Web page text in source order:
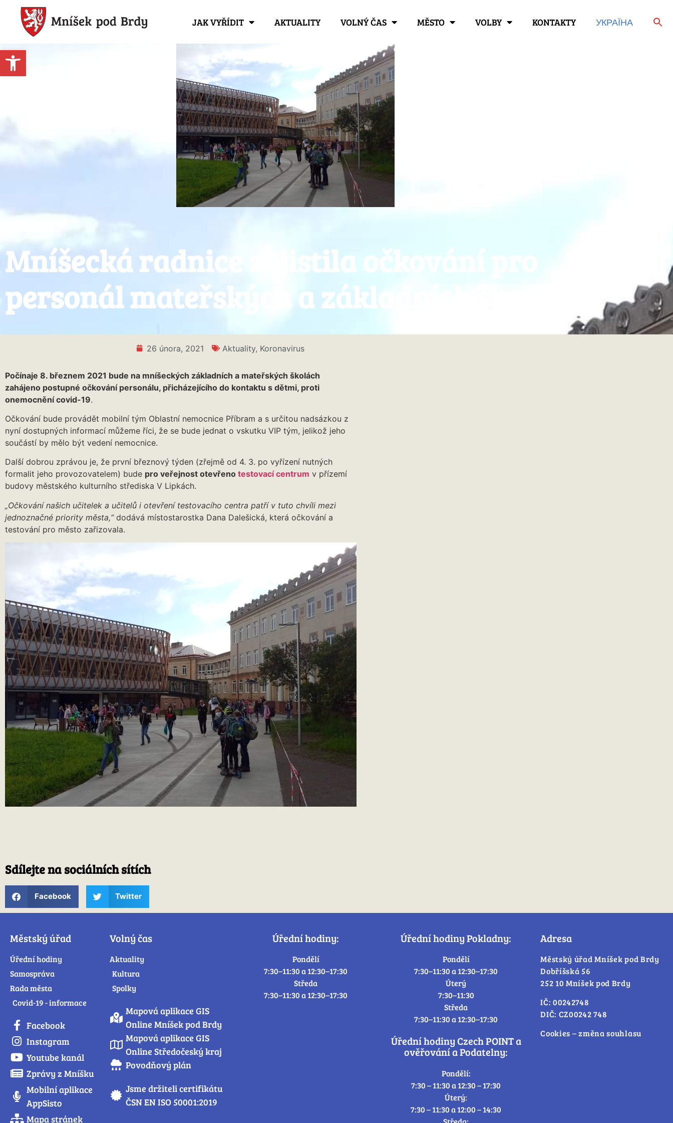
Open toolbar
JAK VYŘÍDIT AKTUALITY VOLNÝ ČAS MĚSTO VOLBY KONTAKTY УКРАЇНА
Mníšecká radnice zajistila očkování pro
personál mateřských a základních škol
26 února, 2021 Aktuality, Koronavirus
Počínaje 8. březnem 2021 bude na mníšeckých základních a mateřských školách
zahájeno postupné očkování personálu, přicházejícího do kontaktu s dětmi, proti
onemocnění covid-19.
Očkování bude provádět mobilní tým Oblastní nemocnice Příbram a s určitou nadsázkou z
nyní dostupných informací můžeme říci, že se bude jednat o vskutku VIP tým, jelikož jeho
součástí by mělo být vedení nemocnice.
Další dobrou zprávou je, že první březnový týden (zřejmě od 4. 3. po vyřízení nutných
formalit jeho provozovatelem) bude pro veřejnost otevřeno testovací centrum v přízemí
budovy městského kulturního střediska V Lipkách.
„Očkování našich učitelek a učitelů i otevření testovacího centra patří v tuto chvíli mezi
jednoznačné priority města,“dodává místostarostka Dana Dalešická, která očkování a
testování pro město zařizovala.
Sdílejte na sociálních sítích
Facebook Twitter
Městský úřad
Úřední hodiny
Samospráva
Rada města
Covid-19 - informace
Facebook
Instagram
Youtube kanál
Zprávy z Mníšku
Mobilní aplikace
AppSisto
Mapa stránek
Volný čas
Aktuality
Kultura
Spolky
Mapová aplikace GIS
Online Mníšek pod Brdy
Mapová aplikace GIS
Online Středočeský kraj
Povodňový plán
Jsme držiteli certifikátu
ČSN EN ISO 50001:2019
Úřední hodiny:
Pondělí
7:30–11:30 a 12:30–17:30
Středa
7:30–11:30 a 12:30–17:30
Úřední hodiny Pokladny:
Pondělí
7:30–11:30 a 12:30–17:30
Úterý
7:30–11:30
Středa
7:30–11:30 a 12:30–17:30
Úřední hodiny Czech POINT a
ověřování a Podatelny:
Pondělí:
7:30 – 11:30 a 12:30 – 17:30
Úterý:
7:30 – 11:30 a 12:00 – 14:30
Adresa
Městský úřad Mníšek pod Brdy
Dobříšská 56
252 10 Mníšek pod Brdy
IČ: 00242748
DIČ: CZ00242 748
Cookies – změna souhlasu